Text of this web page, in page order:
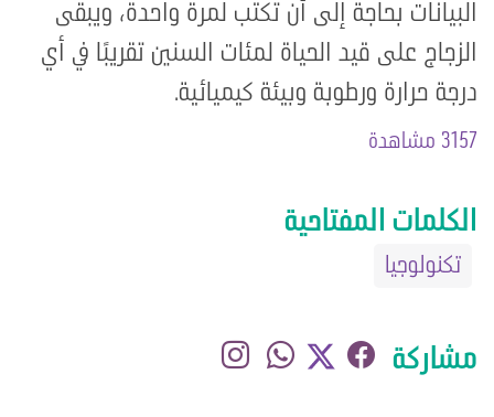
البيانات بحاجة إلى أن تكتب لمرة واحدة، ويبقى
الزجاج على قيد الحياة لمئات السنين تقريبًا في أي
درجة حرارة ورطوبة وبيئة كيميائية.
3157 مشاهدة
الكلمات المفتاحية
تكنولوجيا
مشاركة